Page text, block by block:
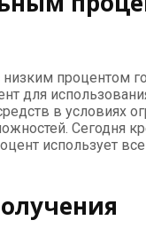
низким процентом
для
в условиях
Сегодня
использует